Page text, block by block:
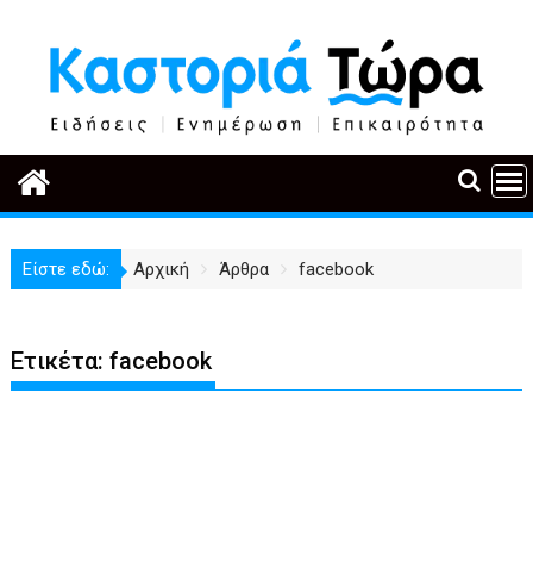
περιεχόμενο
Είστε εδώ: Αρχική Άρθρα facebook
Ετικέτα:facebook